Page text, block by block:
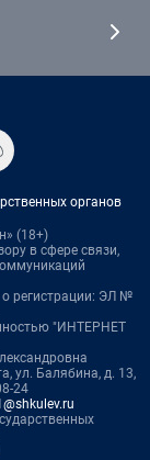
органов
(18+)
в сфере связи,
регистрации: ЭЛ №
"ИНТЕРНЕТ
ул. Балябина, д. 13,
24